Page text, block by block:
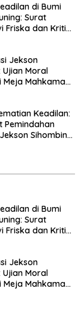
di Bumi
Surat
Friska dan Kritik
Jekson
Ujian Moral
Meja Mahkamah
Keadilan:
Pemindahan
Sihombing
di Bumi
Surat
Friska dan Kritik
Jekson
Ujian Moral
Meja Mahkamah